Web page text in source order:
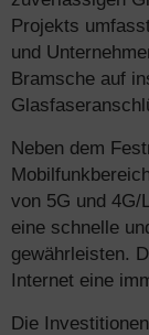
Projekts
und
Bramsche auf
Neben dem
von 5G und 4G/
eine schnelle
gewährleisten.
Internet eine
Die